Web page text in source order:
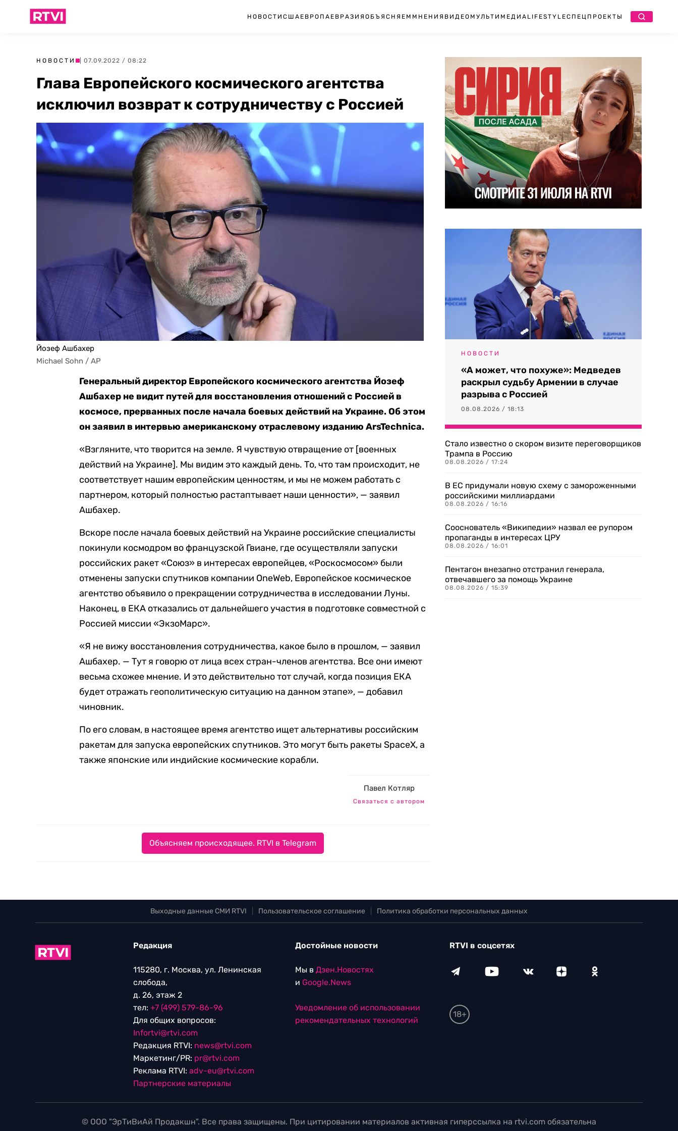
НОВОСТИ США ЕВРОПА ЕВРАЗИЯ ОБЪЯСНЯЕМ МНЕНИЯ ВИДЕО МУЛЬТИМЕДИА LIFESTYLEСПЕЦПРОЕКТЫ
НОВОСТИ | 07.09.2022 / 08:22
Глава Европейского космического агентства
исключил возврат к сотрудничеству с Россией
Йозеф Ашбахер
Michael Sohn / AP
Генеральный директор Европейского космического агентства Йозеф
Ашбахер не видит путей для восстановления отношений с Россией в
космосе, прерванных после начала боевых действий на Украине. Об этом
он заявил в интервью американскому отраслевому изданию ArsTechnica.
«Взгляните, что творится на земле. Я чувствую отвращение от [военных
действий на Украине]. Мы видим это каждый день. То, что там происходит, не
соответствует нашим европейским ценностям, и мы не можем работать с
партнером, который полностью растаптывает наши ценности», — заявил
Ашбахер.
Вскоре после начала боевых действий на Украине российские специалисты
покинули космодром во французской Гвиане, где осуществляли запуски
российских ракет «Союз» в интересах европейцев, «Роскосмосом» были
отменены запуски спутников компании OneWeb, Европейское космическое
агентство объявило о прекращении сотрудничества в исследовании Луны.
Наконец, в ЕКА отказались от дальнейшего участия в подготовке совместной с
Россией миссии «ЭкзоМарс».
«Я не вижу восстановления сотрудничества, какое было в прошлом, — заявил
Ашбахер. — Тут я говорю от лица всех стран-членов агентства. Все они имеют
весьма схожее мнение. И это действительно тот случай, когда позиция ЕКА
будет отражать геополитическую ситуацию на данном этапе», — добавил
чиновник.
По его словам, в настоящее время агентство ищет альтернативы российским
ракетам для запуска европейских спутников. Это могут быть ракеты SpaceX, а
также японские или индийские космические корабли.
Павел Котляр
Связаться с автором
Объясняем происходящее. RTVI в Telegram
НОВОСТИ
«А может, что похуже»: Медведев
раскрыл судьбу Армении в случае
разрыва с Россией
08.08.2026 / 18:13
Стало известно о скором визите переговорщиков
Трампа в Россию
08.08.2026 / 17:24
В ЕС придумали новую схему с замороженными
российскими миллиардами
08.08.2026 / 16:16
Сооснователь «Википедии» назвал ее рупором
пропаганды в интересах ЦРУ
08.08.2026 / 16:01
Пентагон внезапно отстранил генерала,
отвечавшего за помощь Украине
08.08.2026 / 15:39
Выходные данные СМИ RTVI Пользовательское соглашение Политика обработки персональных данных
Редакция
115280, г. Москва, ул. Ленинская
слобода,
д. 26, этаж 2
тел: +7 (499) 579-86-96
Для общих вопросов:
Infortvi@rtvi.com
Редакция RTVI: news@rtvi.com
Маркетинг/PR: pr@rtvi.com
Реклама RTVI: adv-eu@rtvi.com
Партнерские материалы
Достойные новости
Мы в Дзен.Новостях
и Google.News
Уведомление об использовании
рекомендательных технологий
RTVI в соцсетях
18+
© ООО "ЭрТиВиАй Продакшн". Все права защищены. При цитировании материалов активная гиперссылка на rtvi.com обязательна